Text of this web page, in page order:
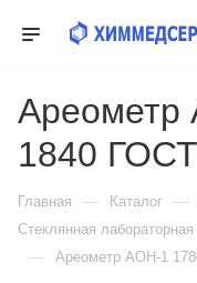
Ареометр
1840
Главная — Каталог —
Стеклянная
— Ареометр АОН-1